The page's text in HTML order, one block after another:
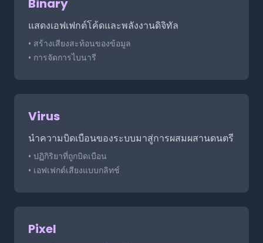
แสดงเอฟเฟกต์โค้ดและพลังงานดิจิทัล
• สร้างเสียงสะท้อนของข้อมูล
• การจัดการไบนารี
Virus
นำความบิดเบือนของระบบมาสู่การผสมผสานดนตรี
• ปฏิกิริยาที่ถูกบิดเบือน
• เอฟเฟกต์เสียงแบบกลิทช์
Pixel